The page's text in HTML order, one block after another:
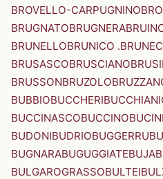
BROVELLO-CARPUGNINO
BRUGNATOBRUGNERA
BRUNELLOBRUNICO
BRUSASCOBRUSCIANO
BRUSSONBRUZOLO
BUBBIOBUCCHERI
BUCCINASCOBUCCINO
BUDONIBUDRIOBUGGERRU
BUGNARABUGUGGIATEBUJA
BULGAROGRASSOBULTEI